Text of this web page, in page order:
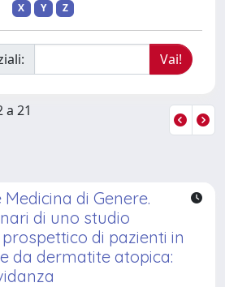
X
Y Z
21
di Genere.
di uno studio
di pazienti in
da dermatite atopica: